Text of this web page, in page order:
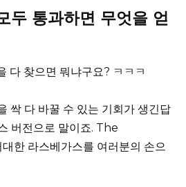
두 통과하면 무엇을 얻
다 찾으면 뭐냐구요? ㅋㅋㅋ
싹 다 바꿀 수 있는 기회가 생긴답
버전으로 말이죠. The
한 라스베가스를 여러분의 손으